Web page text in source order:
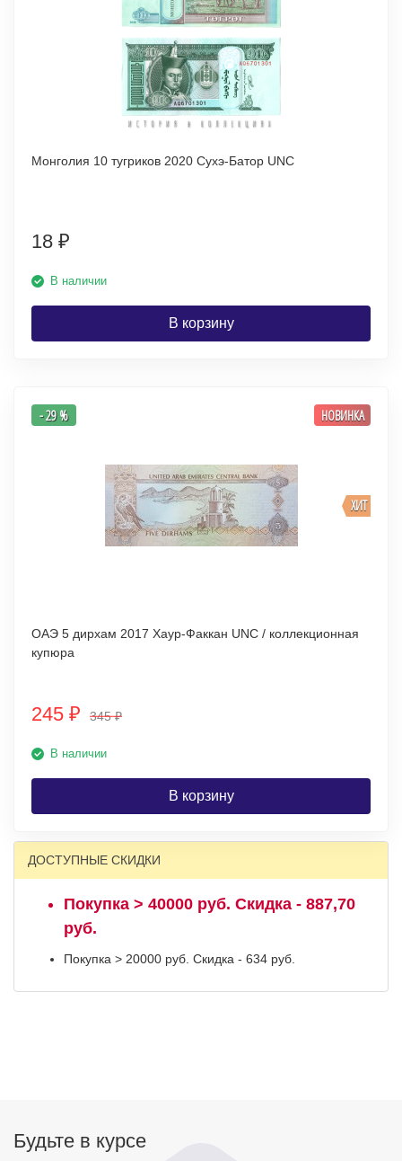
Монголия 10 тугриков 2020 Сухэ-Батор UNC
18 ₽
В наличии
В корзину
ХИТ
- 29 % НОВИНКА
ОАЭ 5 дирхам 2017 Хаур-Факкан UNC / коллекционная
купюра
245 ₽ 345₽
В наличии
В корзину
ДОСТУПНЫЕ СКИДКИ
Покупка > 40000 руб. Скидка - 887,70
руб.
Покупка > 20000 руб. Скидка - 634 руб.
Будьте в курсе